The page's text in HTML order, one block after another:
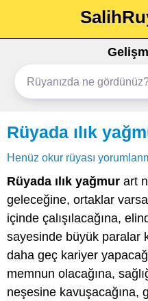
Rüyada ılık
Henüz okur rüyası
Rüyada ılık yağmur art
geleceğine, ortaklar
içinde çalışılacağına,
sayesinde büyük paralar
daha geç kariyer
memnun olacağına,
neşesine kavuşacağına,